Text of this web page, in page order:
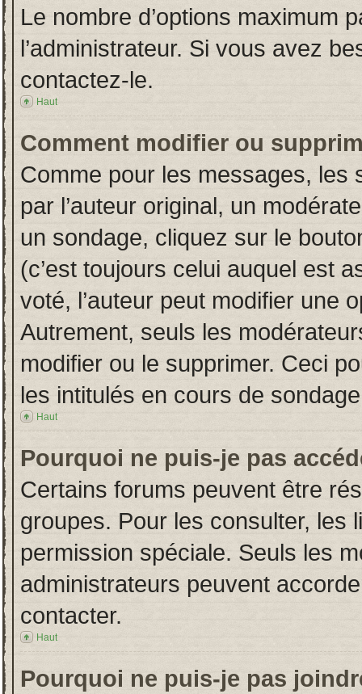
Le nombre d’options maximum
l’administrateur. Si vous avez
contactez-le.
Haut
Comment modifier ou
Comme pour les messages, les
par l’auteur original, un
un sondage, cliquez sur le
(c’est toujours celui auquel est
voté, l’auteur peut modifier une
Autrement, seuls les
modifier ou le supprimer. Ceci
les intitulés en cours de
Haut
Pourquoi ne puis-je pas
Certains forums peuvent être
groupes. Pour les consulter, les
permission spéciale. Seuls les
administrateurs peuvent
contacter.
Haut
Pourquoi ne puis-je pas